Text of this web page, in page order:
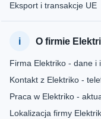
Eksport i transakcje UE
O firmie
Firma Elektriko - dane i
Kontakt z Elektriko -
Praca w Elektriko -
Lokalizacja firmy